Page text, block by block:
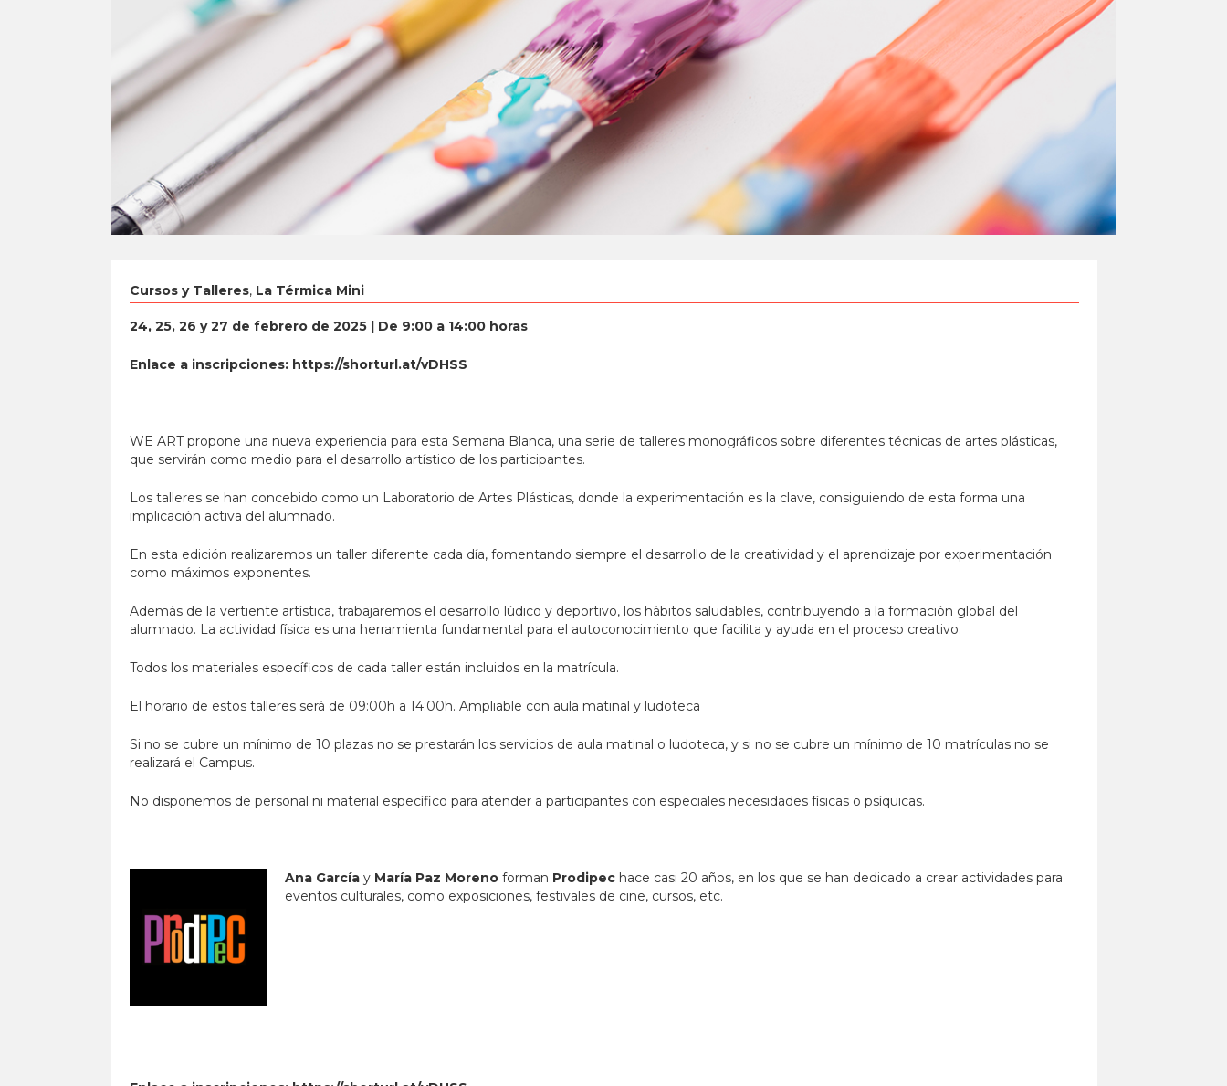
Cursos y Talleres, La Térmica Mini
24, 25, 26 y 27 de febrero de 2025 | De 9:00 a 14:00 horas
Enlace a inscripciones: https://shorturl.at/vDHSS
WE ART propone una nueva experiencia para esta Semana Blanca, una serie de talleres monográficos sobre diferentes técnicas de artes plásticas,
que servirán como medio para el desarrollo artístico de los participantes.
Los talleres se han concebido como un Laboratorio de Artes Plásticas, donde la experimentación es la clave, consiguiendo de esta forma una
implicación activa del alumnado.
En esta edición realizaremos un taller diferente cada día, fomentando siempre el desarrollo de la creatividad y el aprendizaje por experimentación
como máximos exponentes.
Además de la vertiente artística, trabajaremos el desarrollo lúdico y deportivo, los hábitos saludables, contribuyendo a la formación global del
alumnado. La actividad física es una herramienta fundamental para el autoconocimiento que facilita y ayuda en el proceso creativo.
Todos los materiales específicos de cada taller están incluidos en la matrícula.
El horario de estos talleres será de 09:00h a 14:00h. Ampliable con aula matinal y ludoteca
Si no se cubre un mínimo de 10 plazas no se prestarán los servicios de aula matinal o ludoteca, y si no se cubre un mínimo de 10 matrículas no se
realizará el Campus.
No disponemos de personal ni material específico para atender a participantes con especiales necesidades físicas o psíquicas.
Ana García y María Paz Moreno forman Prodipec hace casi 20 años, en los que se han dedicado a crear actividades para
eventos culturales, como exposiciones, festivales de cine, cursos, etc.